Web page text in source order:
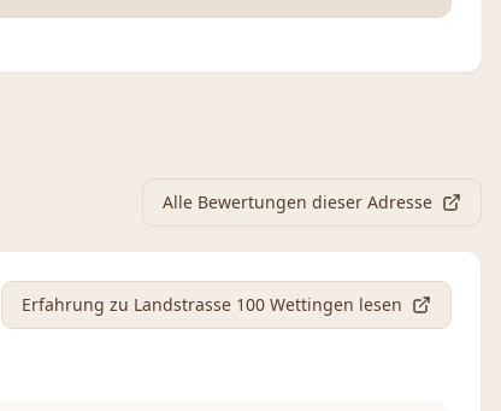
Alle Bewertungen dieser Adresse
Erfahrung zu Landstrasse 100 Wettingen lesen